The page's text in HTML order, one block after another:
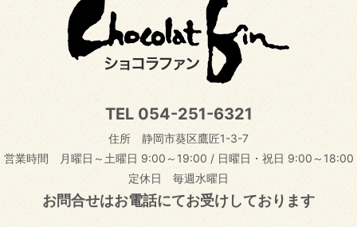
TEL 054-251-6321
住所 静岡市葵区鷹匠1-3-7
営業時間 月曜日～土曜日 9:00～19:00 / 日曜日・祝日 9:00～18:00
定休日 毎週水曜日
お問合せはお電話にてお受けしております